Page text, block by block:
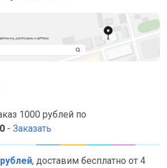
1000 рублей по
- Заказать
, доставим бесплатно от 4